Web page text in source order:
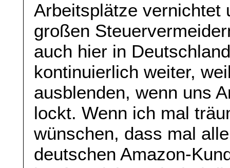
Arbeitsplätze vernichtet
großen
auch hier in
kontinuierlich weiter,
ausblenden, wenn uns
lockt. Wenn ich mal
wünschen, dass mal
deutschen Amazon-